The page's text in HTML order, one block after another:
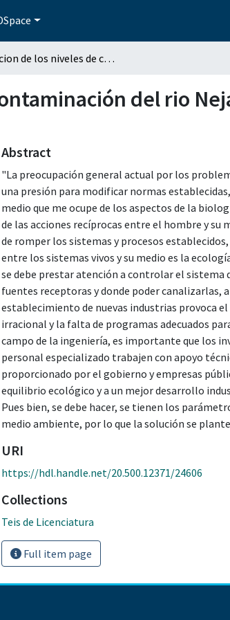
Medicion de los niveles de contaminación del rio Nejapa y sus perspectivas de control
del rio
Abstract
"La preocupación general actual por los
una presión para modificar normas
medio que me ocupe de los aspectos de la
de las acciones recíprocas entre el hombre y su
de romper los sistemas y procesos
entre los sistemas vivos y su medio es la
se debe prestar atención a controlar el sistema
fuentes receptoras y donde poder
establecimiento de nuevas industrias provoca
irracional y la falta de programas adecuados
campo de la ingeniería, es importante que los
personal especializado trabajen con apoyo
proporcionado por el gobierno y empresas
equilibrio ecológico y a un mejor desarrollo
Pues bien, se debe hacer, se tienen los
medio ambiente, por lo que la solución se
URI
https://hdl.handle.net/20.500.12371/24606
Collections
Teis de Licenciatura
Full item page